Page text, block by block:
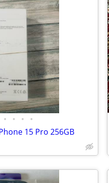
• • • •
15 Pro 256GB